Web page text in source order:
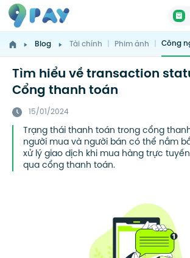
Blog Tài chính | Phim ảnh | Công
Tìm hiểu về transaction
Cổng thanh toán
15/01/2024
Trạng thái thanh toán trong cổng
người mua và người bán có thể nắm
xử lý giao dịch khi mua hàng trực
qua cổng thanh toán.